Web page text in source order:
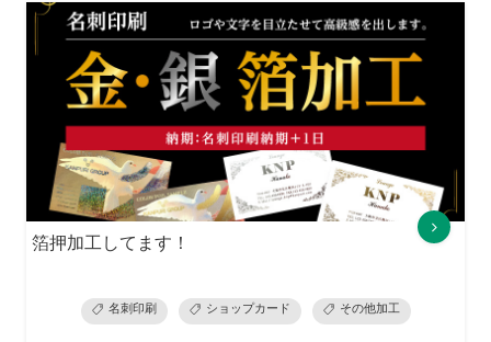
箔押加工してます！
名刺印刷 ショップカード その他加工